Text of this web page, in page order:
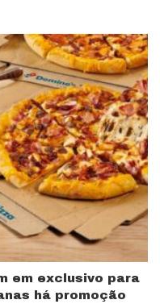
em exclusivo para
há promoção